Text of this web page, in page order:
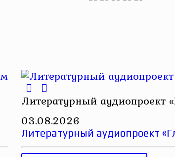
Литературный аудиопроект
03.08.2026
Литературный аудиопроект